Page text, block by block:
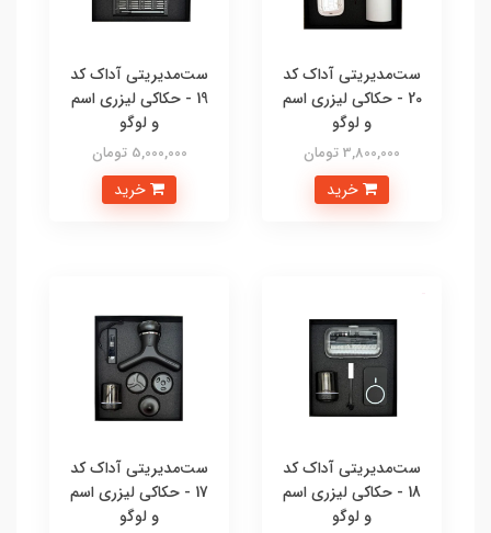
ست‌مدیریتی آداک کد
20 - حکاکی لیزری اسم
و لوگو
3,800,000 تومان
ست‌مدیریتی آداک کد
19 - حکاکی لیزری اسم
و لوگو
5,000,000 تومان
ست‌مدیریتی آداک کد
18 - حکاکی لیزری اسم
و لوگو
ست‌مدیریتی آداک کد
17 - حکاکی لیزری اسم
و لوگو